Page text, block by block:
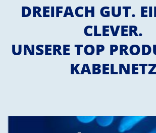
DREIFACH GUT.
CLEVER.
UNSERE TOP